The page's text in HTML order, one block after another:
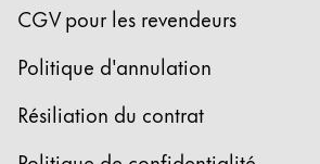
CGV pour les revendeurs
Politique d'annulation
Résiliation du contrat